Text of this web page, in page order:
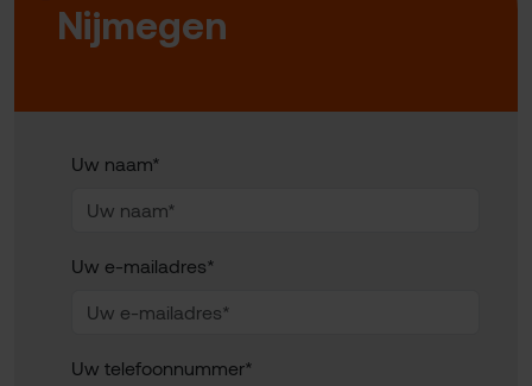
Nijmegen
Uw naam*
Uw e-mailadres*
Uw telefoonnummer*